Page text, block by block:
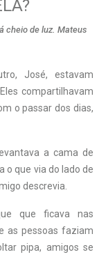
cheio de luz. Mateus
José, estavam
compartilhavam
o passar dos dias,
a cama de
o que via do lado de
descrevia.
que ficava nas
as pessoas faziam
pipa, amigos se